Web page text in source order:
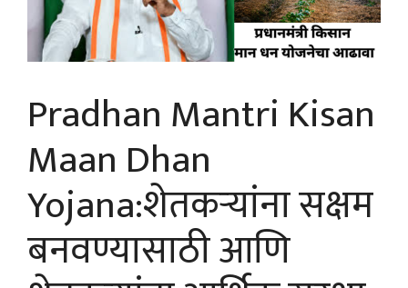
Pradhan Mantri Kisan
Maan Dhan
Yojana:शेतकऱ्यांना सक्षम
बनवण्यासाठी आणि